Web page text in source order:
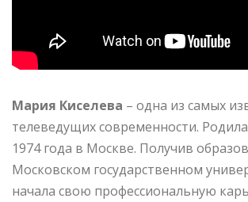
Мария Киселева – одна из самых
телеведущих современности.
1974 года в Москве. Получив
Московском государственном
начала свою профессиональную